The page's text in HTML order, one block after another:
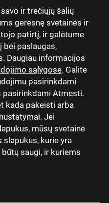
ir trečiųjų šalių
geresnę svetainės ir
patirtį, ir galėtume
bei paslaugas,
Daugiau informacijos
sąlygose. Galite
pasirinkdami
Atmesti.
kada pakeisti arba
Jei
mūsų svetainė
kurie yra
saugi, ir kuriems